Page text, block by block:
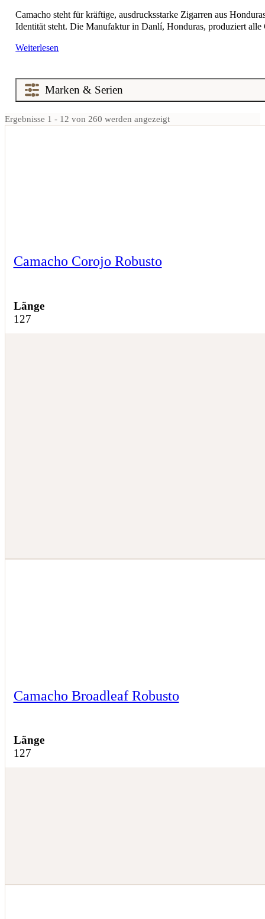
Camacho steht für kräftige, ausdrucksstarke Zigarren aus
Identität steht. Die Manufaktur in Danlí, Honduras, produziert
Weiterlesen
Ergebnisse 1 - 12 von 260 werden angezeigt
Camacho Corojo Robusto
Länge
127
Camacho Broadleaf Robusto
Länge
127